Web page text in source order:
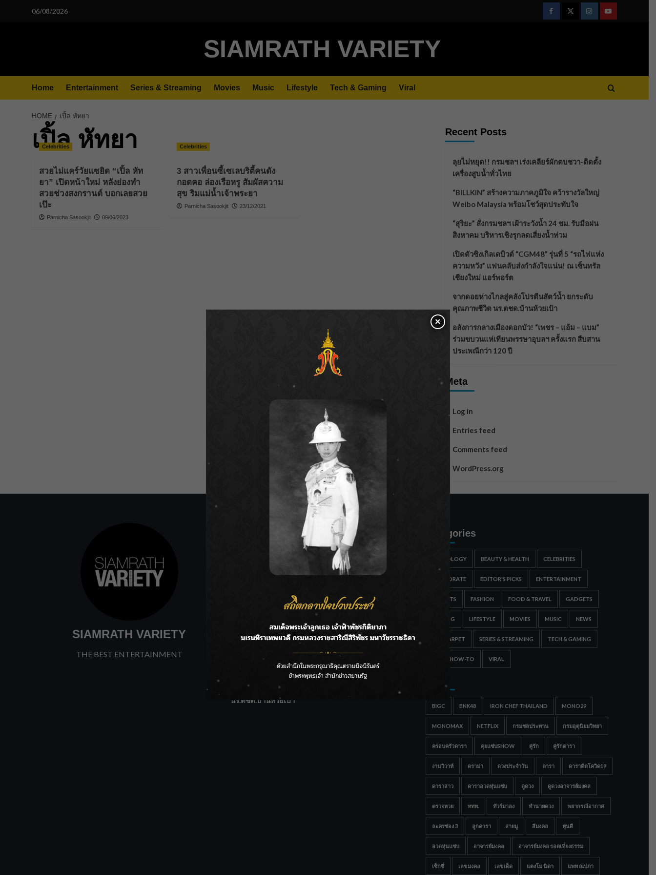
06/08/2026
FacebookTwitterInstagramYoutube
SIAMRATH VARIETY
Home Entertainment Series & Streaming Movies Music Lifestyle Tech & Gaming Viral
HOME เปิ้ล หัทยา
เปิ้ล หัทยา
Celebrities
สวยไม่แคร์วัยแซยิด “เปิ้ล หัท
ยา” เปิดหน้าใหม่ หลังย่องทำ
สวยช่วงสงกรานต์ บอกเลยสวย
เป๊ะ
Parnicha Sasookjit 09/06/2023
Celebrities
3 สาวเพื่อนซี้เซเลบริตี้คนดัง
กอดคอ ล่องเรือหรู สัมผัสความ
สุข ริมแม่น้ำเจ้าพระยา
Parnicha Sasookjit 23/12/2021
Recent Posts
ลุยไม่หยุด!! กรมชลฯ เร่งเคลียร์ผักตบชวา-ติดตั้ง
เครื่องสูบน้ำทั่วไทย
“BILLKIN” สร้างความภาคภูมิใจ คว้ารางวัลใหญ่
Weibo Malaysia พร้อมโชว์สุดประทับใจ
“สุริยะ” สั่งกรมชลฯ เฝ้าระวังน้ำ 24 ชม. รับมือฝน
สิงหาคม บริหารเชิงรุกลดเสี่ยงน้ำท่วม
เปิดตัวซิงเกิลเดบิวต์ “CGM48” รุ่นที่ 5 “รถไฟแห่ง
ความหวัง” แฟนคลับส่งกำลังใจแน่น! ณ เซ็นทรัล
เชียงใหม่ แอร์พอร์ต
จากดอยห่างไกลสู่คลังโปรตีนสัตว์น้ำ ยกระดับ
คุณภาพชีวิต นร.ตชด.บ้านห้วยเป้า
อลังการกลางเมืองดอกบัว! “เพชร – แอ้ม – แบม”
ร่วมขบวนแห่เทียนพรรษาอุบลฯ ครั้งแรก สืบสาน
ประเพณีกว่า 120 ปี
Meta
Log in
Entries feed
Comments feed
WordPress.org
SIAMRATH VARIETY
THE BEST ENTERTAINMENT
ลุยไม่หยุด!! กรมชลฯ เร่งเคลียร์ผักตบชวา-ติดตั้งเครื่องสูบน้ำ
Malaysia พร้อมโชว์สุดประทับใจ
“สุริยะ” สั่งกรมชลฯ เฝ้าระวังน้ำ 24 ชม. รับมือฝนสิงหาคม
บริหารเชิงรุกลดเสี่ยงน้ำท่วม
เปิดตัวซิงเกิลเดบิวต์ “CGM48” รุ่นที่ 5 “รถไฟแห่งความหวัง”
แฟนคลับส่งกำลังใจแน่น! ณ เซ็นทรัลเชียงใหม่ แอร์พอร์ต
จากดอยห่างไกลสู่คลังโปรตีนสัตว์น้ำ ยกระดับคุณภาพชีวิต
นร.ตชด.บ้านห้วยเป้า
Categories
ASTROLOGY BEAUTY & HEALTH CELEBRITIES
CORPORATE EDITOR'S PICKS ENTERTAINMENT
ESPORTS FASHION FOOD & TRAVEL GADGETS
GAMING LIFESTYLE MOVIES MUSIC NEWS
RED CARPET SERIES & STREAMING TECH & GAMING
TIPS & HOW-TO VIRAL
BIGC BNK48 IRON CHEF THAILAND MONO29
MONOMAX NETFLIX กรมชลประทาน กรมอุตุนิยมวิทยา
ครอบครัวดารา คุยแซ่บSHOW คู่รัก คู่รักดารา
งานวิวาห์ ดราม่า ดวงประจำวัน ดารา ดาราติดโควิด19
ดาราสาว ดาราอวดหุ่นแซ่บ ดูดวง ดูดวงอาจารย์มงคล
ตรวจหวย ททท. ทัวร์มาลง ทำนายดวง พยากรณ์อากาศ
ละครช่อง 3 ลูกดารา สายมู สีมงคล หุ่นดี
อวดหุ่นแซ่บ อาจารย์มงคล อาจารย์มงคล รอดเที่ยงธรรม
เซ็กซี่ เลขมงคล เลขเด็ด แตงโม นิดา แพท ณปภา
×